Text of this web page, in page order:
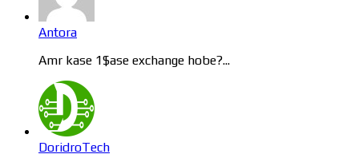
Antora
Amr kase 1$ase exchange hobe?...
DoridroTech